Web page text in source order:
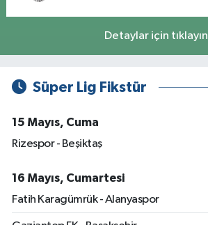
Detaylar için tıklayın
Süper Lig Fikstür
15 Mayıs, Cuma
Rizespor - Beşiktaş
16 Mayıs, Cumartesi
Fatih Karagümrük - Alanyaspor